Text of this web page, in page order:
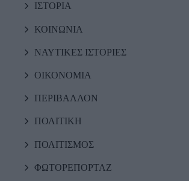
ΙΣΤΟΡΙΑ
ΚΟΙΝΩΝΙΑ
ΝΑΥΤΙΚΕΣ ΙΣΤΟΡΙΕΣ
ΟΙΚΟΝΟΜΙΑ
ΠΕΡΙΒΑΛΛΟΝ
ΠΟΛΙΤΙΚΗ
ΠΟΛΙΤΙΣΜΟΣ
ΦΩΤΟΡΕΠΟΡΤΑΖ